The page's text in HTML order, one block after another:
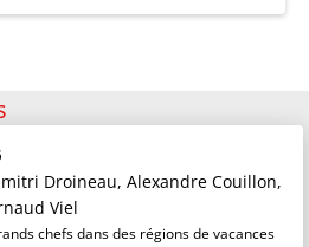
Droineau, Alexandre Couillon,
Viel
chefs dans des régions de vacances